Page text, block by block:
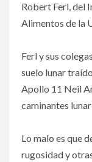
Robert Ferl, del
Alimentos de la
Ferl y sus
suelo lunar
Apollo 11 Neil
caminantes
Lo malo es que
rugosidad y